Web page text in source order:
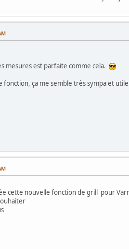
mesures est parfaite comme cela.
fonction, ça me semble très sympa et
cette nouvelle fonction de grill pour